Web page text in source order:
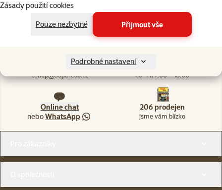
Zásady použití cookies
Pouze nezbytné
Přijmout vše
Podrobné nastavení
Ptáci Akvaristika Kočky Drobní savci
Napište nám
eshop@superzoo.cz
321 000 180
Po–Pá 7:00 – 18:00
Online chat
neboWhatsApp
206 prodejen
jsme vám blízko